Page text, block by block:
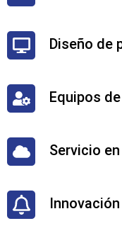
Diseño de
Equipos
Servicio